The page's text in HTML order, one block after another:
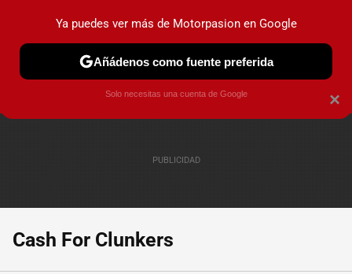
PRUEBAS COCHES ELÉCTRICOS OBSERVATORIO
Cash For Clunkers
×
Ya puedes ver más de Motorpasion en Google
Añádenos como fuente preferida
Solo necesitas una cuenta de Google